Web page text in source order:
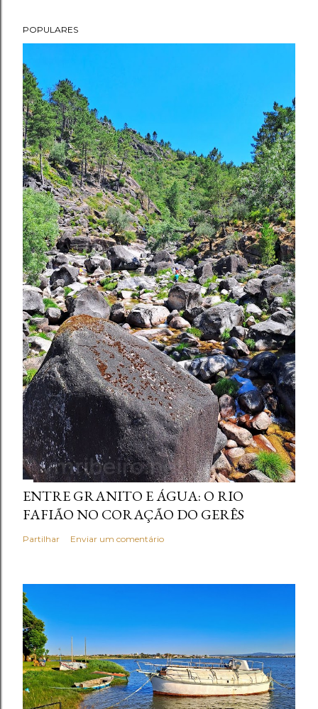
POPULARES
ENTRE GRANITO E ÁGUA: O RIO
FAFIÃO NO CORAÇÃO DO GERÊS
Partilhar Enviar um comentário